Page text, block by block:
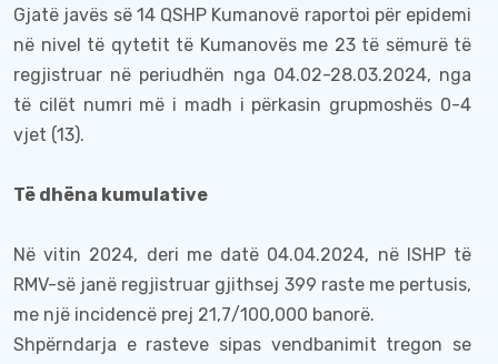
Gjatë javës së 14 QSHP Kumanovë raportoi për epidemi
në nivel të qytetit të Kumanovës me 23 të sëmurë të
regjistruar në periudhën nga 04.02-28.03.2024, nga
të cilët numri më i madh i përkasin grupmoshës 0-4
vjet (13).
Të dhëna kumulative
Në vitin 2024, deri me datë 04.04.2024, në ISHP të
RMV-së janë regjistruar gjithsej 399 raste me pertusis,
me një incidencë prej 21,7/100,000 banorë.
Shpërndarja e rasteve sipas vendbanimit tregon se